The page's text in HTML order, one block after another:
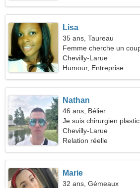
Lisa
35 ans, Taureau
Femme cherche un
Chevilly-Larue
Humour, Entreprise
Nathan
46 ans, Bélier
Je suis chirurgien
femme extraordinaire
Chevilly-Larue
Relation réelle
Marie
32 ans, Gémeaux